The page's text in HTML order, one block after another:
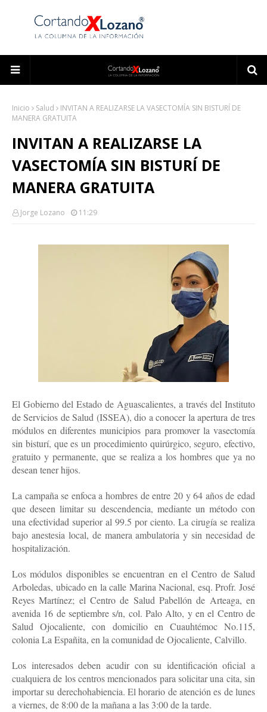
Inicio Salud
INVITAN A REALIZARSE LA VASECTOMÍA SIN BISTURÍ DE
MANERA GRATUITA
INVITAN A REALIZARSE LA
VASECTOMÍA SIN BISTURÍ DE
MANERA GRATUITA
Jorge Lozano 11:29
El Gobierno del Estado de Aguascalientes, a través del Instituto
de Servicios de Salud (ISSEA), dio a conocer la apertura de tres
módulos en diferentes municipios para promover la vasectomía
sin bisturí, que es un procedimiento quirúrgico, seguro, efectivo,
gratuito y permanente, que se realiza a los hombres que ya no
desean tener hijos.
La campaña se enfoca a hombres de entre 20 y 64 años de edad
que deseen limitar su descendencia, mediante un método con
una efectividad superior al 99.5 por ciento. La cirugía se realiza
bajo anestesia local, de manera ambulatoria y sin necesidad de
hospitalización.
Los módulos disponibles se encuentran en el Centro de Salud
Arboledas, ubicado en la calle Marina Nacional, esq. Profr. José
Reyes Martínez; el Centro de Salud Pabellón de Arteaga, en
avenida 16 de septiembre s/n, col. Palo Alto, y en el Centro de
Salud Ojocaliente, con domicilio en Cuauhtémoc No.115,
colonia La Españita, en la comunidad de Ojocaliente, Calvillo.
Los interesados deben acudir con su identificación oficial a
cualquiera de los centros mencionados para solicitar una cita, sin
importar su derechohabiencia. El horario de atención es de lunes
a viernes, de 8:00 de la mañana a las 3:00 de la tarde.